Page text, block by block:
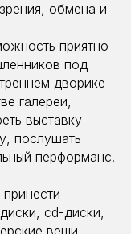
обмена и
приятно
под
дворике
галереи,
выставку
послушать
перформанс.
cd-диски,